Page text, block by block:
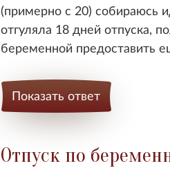
(примерно с 20) собираюсь
отгуляла 18 дней отпуска,
беременной предоставить
Показать ответ
Отпуск по